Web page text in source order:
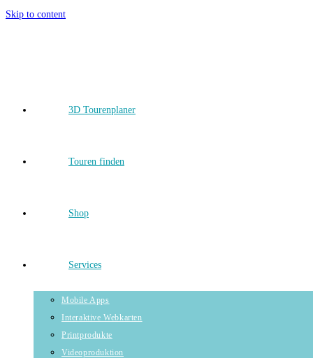
Skip to content
3D Tourenplaner
Touren finden
Shop
Services
Mobile Apps
Interaktive Webkarten
Printprodukte
Videoproduktion